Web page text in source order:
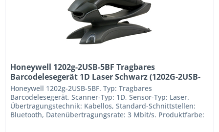
Honeywell 1202g-2USB-5BF Tragbares
Barcodelesegerät 1D Laser Schwarz (1202G-2USB-
5BF)
Honeywell 1202g-2USB-5BF. Typ: Tragbares
Barcodelesegerät, Scanner-Typ: 1D, Sensor-Typ: Laser.
Übertragungstechnik: Kabellos, Standard-Schnittstellen:
Bluetooth, Datenübertragungsrate: 3 Mbit/s. Produktfarbe: